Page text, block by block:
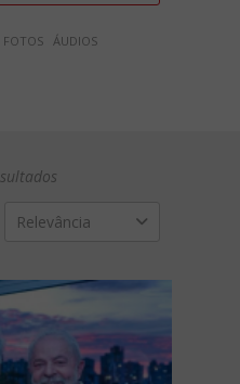
FOTOS ÁUDIOS
Relevância